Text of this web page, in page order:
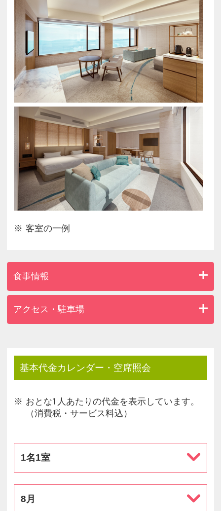
客室の一例
食事情報
アクセス・駐車場
基本代金カレンダー・空席照会
おとな1人あたりの代金を表示しています。
（消費税・サービス料込）
1名1室
8月